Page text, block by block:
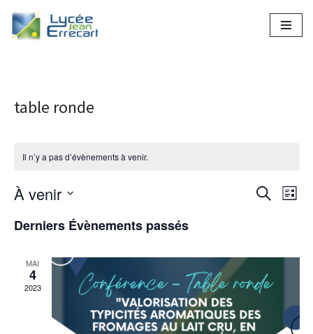
Aller
table ronde
Il n’y a pas d’évènements à venir.
de
vues
Recherche
Liste
À venir
une
Derniers Évènements passés
MAI
4
2023